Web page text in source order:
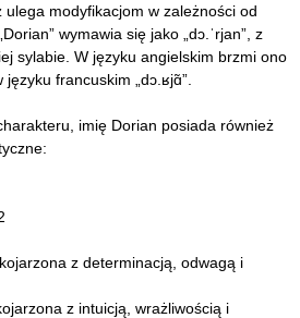
modyfikacjom w zależności od
wymawia się jako „dɔ.ˈrjan”, z
sylabie. W języku angielskim brzmi ono
języku francuskim „dɔ.ʁjɑ̃”.
imię Dorian posiada również
kojarzona z determinacją, odwagą i
z intuicją, wrażliwością i